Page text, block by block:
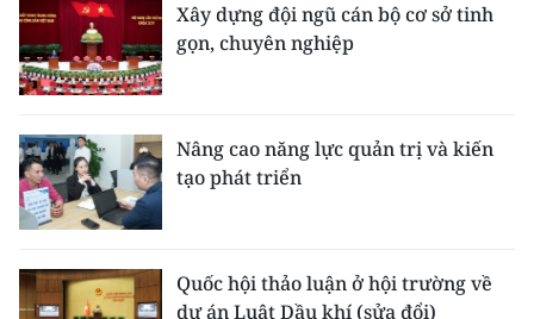
Xây dựng đội ngũ cán bộ cơ sở tinh
gọn, chuyên nghiệp
Nâng cao năng lực quản trị và kiến
tạo phát triển
Quốc hội thảo luận ở hội trường về
dự án Luật Dầu khí (sửa đổi)